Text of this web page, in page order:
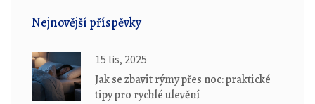
Nejnovější příspěvky
15 lis, 2025
Jak se zbavit rýmy přes noc: praktické
tipy pro rychlé ulevění